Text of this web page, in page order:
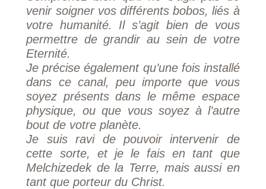
venir soigner vos différents bobos, liés à
votre humanité. Il s’agit bien de vous
permettre de grandir au sein de votre
Eternité.
Je précise également qu’une fois installé
dans ce canal, peu importe que vous
soyez présents dans le même espace
physique, ou que vous soyez à l’autre
bout de votre planète.
Je suis ravi de pouvoir intervenir de
cette sorte, et je le fais en tant que
Melchizedek de la Terre, mais aussi en
tant que porteur du Christ.